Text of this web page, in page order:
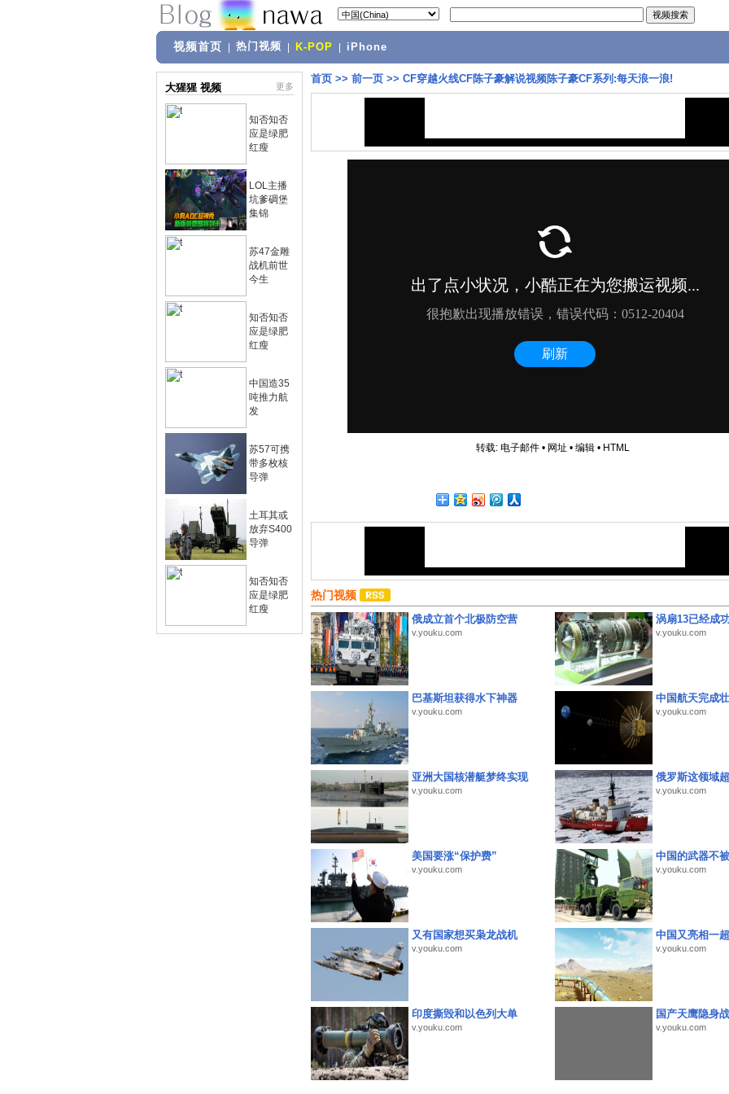
视频首页 热门视频 K-POP iPhone
大猩猩 视频 更多
知否知否
应是绿肥
红瘦
LOL主播
坑爹碉堡
集锦
苏47金雕
战机前世
今生
知否知否
应是绿肥
红瘦
中国造35
吨推力航
发
苏57可携
带多枚核
导弹
土耳其或
放弃S400
导弹
知否知否
应是绿肥
红瘦
首页 >> 前一页 >> CF穿越火线CF陈子豪解说视频陈子豪CF系列:每天浪一浪!
转载: 电子邮件• 网址 • 编辑• HTML
热门视频
俄成立首个北极防空营
v.youku.com
涡扇13已经成
v.youku.com
巴基斯坦获得水下神器
v.youku.com
中国航天完成
v.youku.com
亚洲大国核潜艇梦终实现
v.youku.com
俄罗斯这领域
v.youku.com
美国要涨“保护费”
v.youku.com
中国的武器不
v.youku.com
又有国家想买枭龙战机
v.youku.com
中国又亮相一
v.youku.com
印度撕毁和以色列大单
v.youku.com
国产天鹰隐身
v.youku.com